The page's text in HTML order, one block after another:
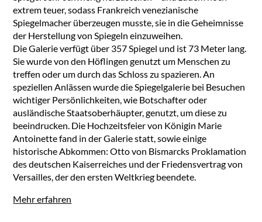
extrem teuer, sodass Frankreich venezianische
Spiegelmacher überzeugen musste, sie in die Geheimnisse
der Herstellung von Spiegeln einzuweihen.
Die Galerie verfügt über 357 Spiegel und ist 73 Meter lang.
Sie wurde von den Höflingen genutzt um Menschen zu
treffen oder um durch das Schloss zu spazieren. An
speziellen Anlässen wurde die Spiegelgalerie bei Besuchen
wichtiger Persönlichkeiten, wie Botschafter oder
ausländische Staatsoberhäupter, genutzt, um diese zu
beeindrucken. Die Hochzeitsfeier von Königin Marie
Antoinette fand in der Galerie statt, sowie einige
historische Abkommen: Otto von Bismarcks Proklamation
des deutschen Kaiserreiches und der Friedensvertrag von
Versailles, der den ersten Weltkrieg beendete.
Mehr erfahren